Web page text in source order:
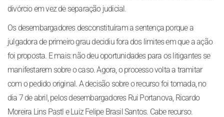
divórcio em vez de separação judicial.
Os desembargadores desconstituíram a sentença porque a
julgadora de primeiro grau decidiu fora dos limites em que a ação
foi proposta. E mais: não deu oportunidades para os litigantes se
manifestarem sobre o caso. Agora, o processo volta a tramitar
com o pedido original. A decisão sobre o recurso foi tomada, no
dia 7 de abril, pelos desembargadores Rui Portanova, Ricardo
Moreira Lins Pastl e Luiz Felipe Brasil Santos. Cabe recurso.